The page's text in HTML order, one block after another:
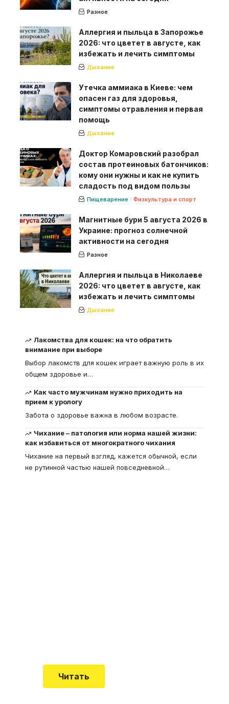
Разное
Аллергия и пыльца в Запорожье
2026: что цветет в августе, как
избежать и лечить симптомы
Дыхание
Утечка аммиака в Киеве: чем
опасен газ для здоровья,
симптомы отравления и первая
помощь
Дыхание
Доктор Комаровский разобрал
состав протеиновых батончиков:
кому они нужны и как не купить
сладость под видом пользы
Пищеварение Физкультура и спорт
Магнитные бури 5 августа 2026 в
Украине: прогноз солнечной
активности на сегодня
Разное
Аллергия и пыльца в Николаеве
2026: что цветет в августе, как
избежать и лечить симптомы
Дыхание
Лакомства для кошек: на что обратить
внимание при выборе
Выбор лакомств для кошек играет важную роль в их
общем здоровье и…
Как часто мужчинам нужно приходить на
прием к урологу
Забота о здоровье важна в любом возрасте.
Чихание – патология или норма нашей жизни:
как избавиться от многократного чихания
Чихание на первый взгляд, кажется обычной, если
не рутинной частью нашей повседневной…
Читать